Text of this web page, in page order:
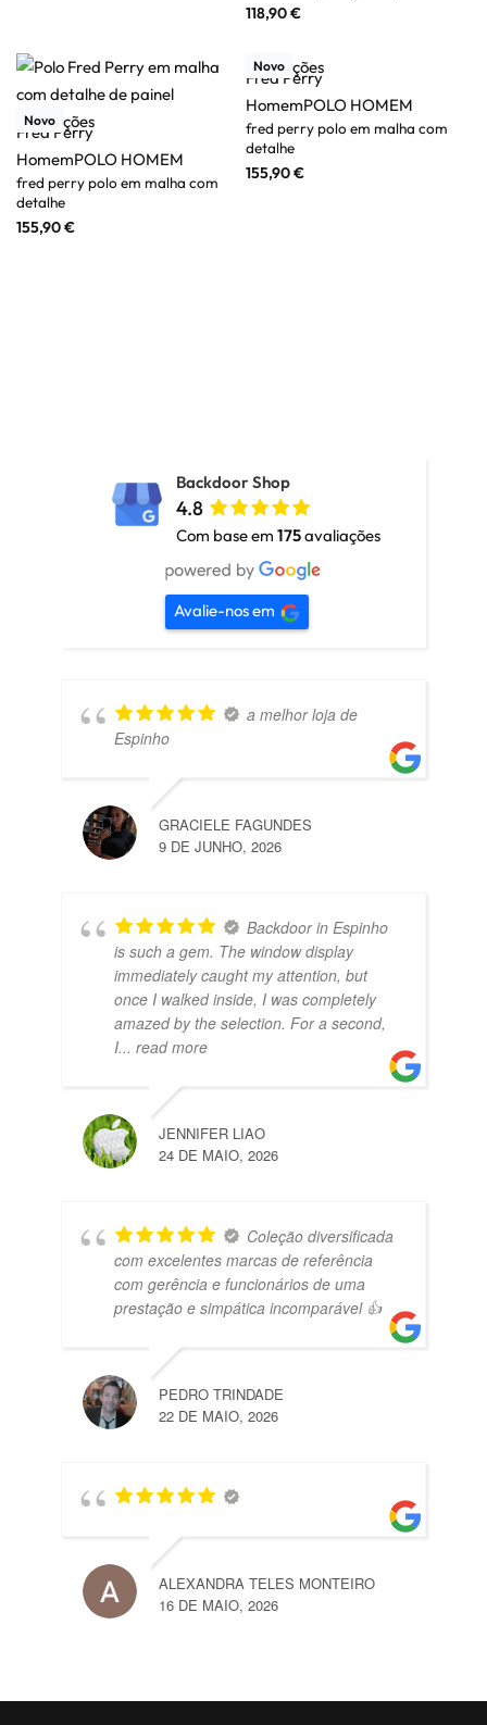
118,90€
Novo
Ver opções
Fred Perry
HomemPOLO HOMEM
fred perry polo em malha com
detalhe
155,90€
Novo
Ver opções
Fred Perry
HomemPOLO HOMEM
fred perry polo em malha com
detalhe
155,90€
Backdoor Shop
4.8
Com base em 175avaliações
Avalie-nos em
a melhor loja de
Espinho
GRACIELE FAGUNDES
9 DE JUNHO, 2026
Backdoor in Espinho
is such a gem. The window display
immediately caught my attention, but
once I walked inside, I was completely
amazed by the selection. For a second,
I... read more
JENNIFER LIAO
24 DE MAIO, 2026
Coleção diversificada
com excelentes marcas de referência
com gerência e funcionários de uma
prestação e simpática incomparável 👍
PEDRO TRINDADE
22 DE MAIO, 2026
ALEXANDRA TELES MONTEIRO
16 DE MAIO, 2026